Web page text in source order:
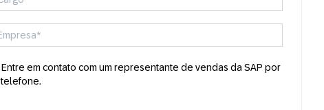
Entre em contato com um representante de vendas da SAP por
telefone.